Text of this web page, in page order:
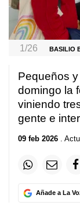
1/26 BASILIO
Pequeños
domingo la
viniendo
gente e
09 feb 2026 .
Añade a La